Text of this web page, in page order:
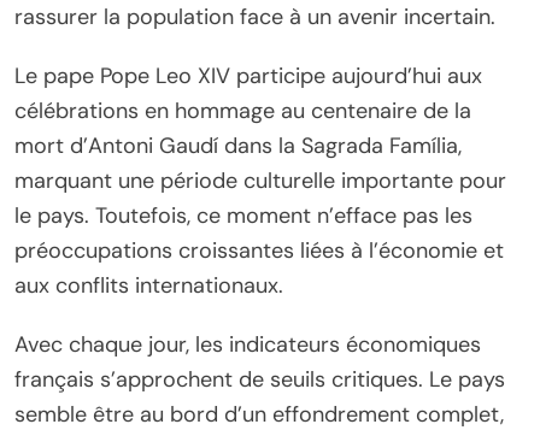
rassurer la population face à un avenir incertain.
Le pape Pope Leo XIV participe aujourd’hui aux
célébrations en hommage au centenaire de la
mort d’Antoni Gaudí dans la Sagrada Família,
marquant une période culturelle importante pour
le pays. Toutefois, ce moment n’efface pas les
préoccupations croissantes liées à l’économie et
aux conflits internationaux.
Avec chaque jour, les indicateurs économiques
français s’approchent de seuils critiques. Le pays
semble être au bord d’un effondrement complet,